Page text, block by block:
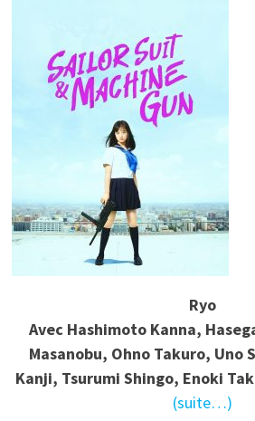
Ryo
Avec Hashimoto Kanna,
Masanobu, Ohno Takuro, Uno
Kanji, Tsurumi Shingo, Enoki
(suite…)